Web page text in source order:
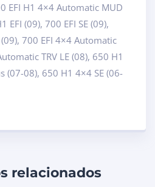
EFI H1 4×4 Automatic MUD
EFI (09), 700 EFI SE (09),
700 EFI 4×4 Automatic
TRV LE (08), 650 H1
(07-08), 650 H1 4×4 SE (06-
relacionados